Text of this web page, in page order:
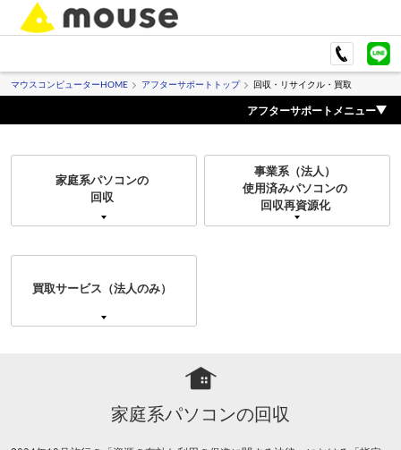
マウスコンピューターHOME アフターサポートトップ 回収・リサイクル・買取
アフターサポートメニュー
家庭系パソコンの
回収
事業系（法人）
使用済みパソコンの
回収再資源化
買取サービス（法人のみ）
家庭系パソコンの回収